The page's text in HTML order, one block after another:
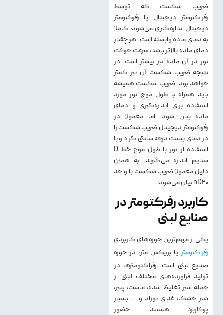
ضریب شکست که توسط
رفراکتومتر دیجیتال یا رفرکتومتر
دیجیتال اندازه‌گیری می‌شود، کاملا
به دمای ماده وابسته است. هر چقدر
دمای ماده بالاتر باشد، سرعت حرکت
نور در آن ماده نیز بیشتر است. در
نتیجه ضریب شکست آن نیز کمتر
خواهد بود. ضریب شکست همیشه
باید همراه با طول موج نور مورد
استفاده برای اندازه‌گیری و دمای
ماده بیان شود. اما معمولا در
رفرکتومتر دیجیتال ضریب شکست را
در دمای بیست درجه سانتی گراد و با
استفاده از نور با طول موج خط D
سدیم اندازه می‌گیرند. به همین
دلیل معمولا ضریب شکست با واحد
nD20 بیان می‌شود.
کاربرد رفرکتومتر در
صنایع لبنی
یکی از مهم‌ترین حوزه‌های کاربردی
رفراکتومتر یا بریکس متر، در حوزه
صنایع لبنی است. رفراکتومترها در
تولید فراورده‌های مختلف لبنی از
جمله شیر تغلیظ‌ شده، ماست، پنیر،
شیر خشک، غذای نوزاد و … بسیار
پرکاربرد هستند. حضور